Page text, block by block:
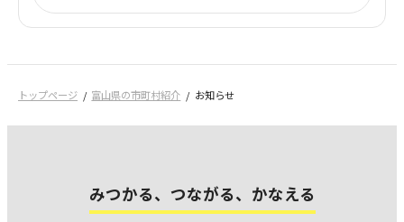
トップページ 富山県の市町村紹介 お知らせ
みつかる、つながる、かなえる